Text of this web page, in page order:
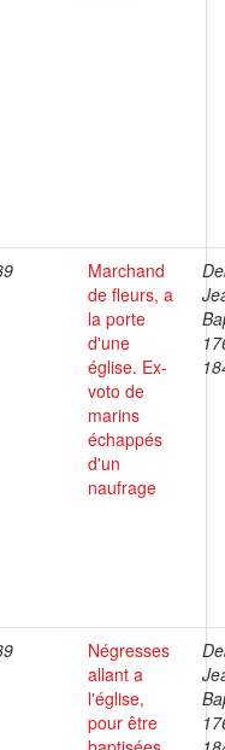
Marchand
de fleurs, a
la porte
d'une
église. Ex-
voto de
marins
échappés
d'un
naufrage
Négresses
allant a
l'église,
pour être